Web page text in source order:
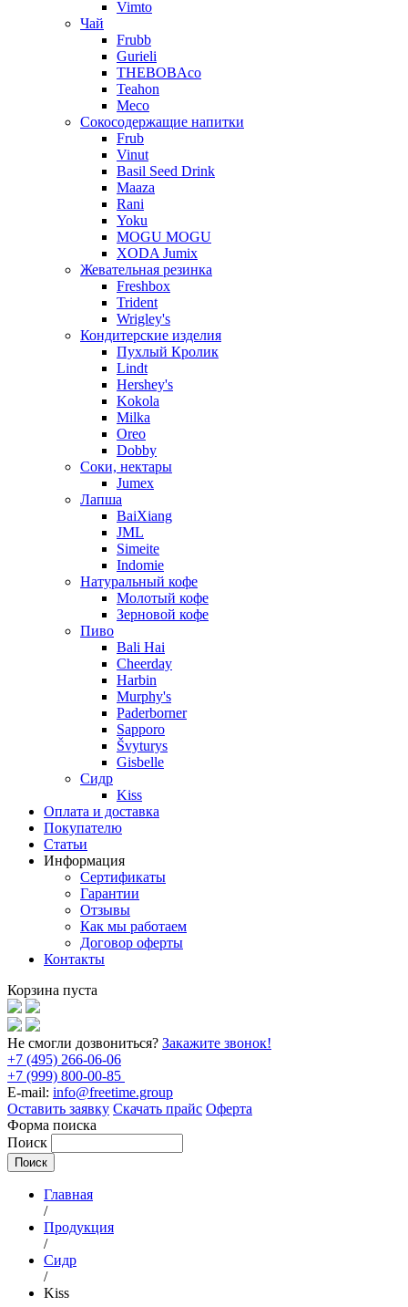
Vimto
Чай
Frubb
Gurieli
THEBOBAco
Teahon
Meco
Сокосодержащие напитки
Frub
Vinut
Basil Seed Drink
Maaza
Rani
Yoku
MOGU MOGU
XODA Jumix
Жевательная резинка
Freshbox
Trident
Wrigley's
Кондитерские изделия
Пухлый Кролик
Lindt
Hershey's
Kokola
Milka
Oreo
Dobby
Соки, нектары
Jumex
Лапша
BaiXiang
JML
Simeite
Indomie
Натуральный кофе
Молотый кофе
Зерновой кофе
Пиво
Bali Hai
Cheerday
Harbin
Murphy's
Paderborner
Sapporo
Švyturys
Gisbelle
Сидр
Kiss
Оплата и доставка
Покупателю
Статьи
Информация
Сертификаты
Гарантии
Отзывы
Как мы работаем
Договор оферты
Контакты
Корзина пуста
Не смогли дозвониться? Закажите звонок!
+7 (495) 266-06-06
+7 (999) 800-00-85
E-mail: info@freetime.group
Оставить заявку Скачать прайс Оферта
Форма поиска
Поиск
Главная
/
Продукция
/
Сидр
/
Kiss